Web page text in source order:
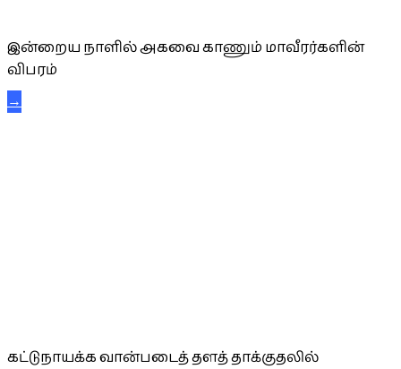
இன்றைய நாளில் அகவை காணும் மாவீரர்களின்
விபரம்
→
கட்டுநாயக்க வான்படைத் தளத் தாக்குதலில்